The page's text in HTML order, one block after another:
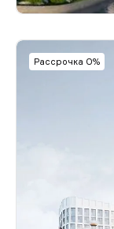
Рассрочка 0%